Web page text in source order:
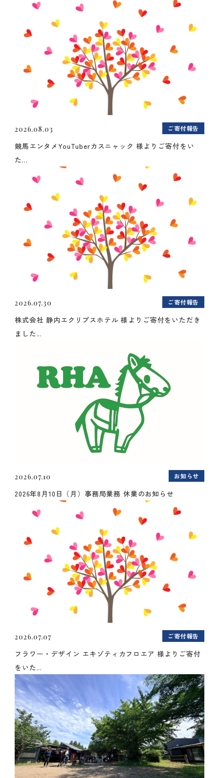
2026.08.03 ご寄付報告
競馬エンタメYouTuberカスニャック 様よりご寄付をい
た...
2026.07.30 ご寄付報告
株式会社 静内エクリプスホテル 様よりご寄付をいただき
ました...
2026.07.10 お知らせ
2026年8月10日（月）事務局業務 休業のお知らせ
2026.07.07 ご寄付報告
フラワー・デザイン エキゾティカフロエア 様よりご寄付
をいた...